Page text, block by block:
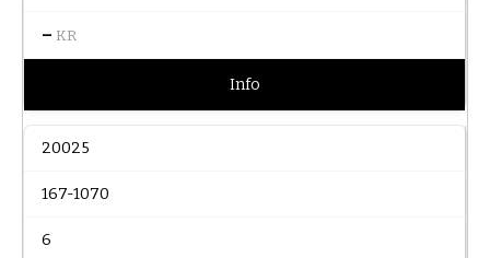
– KR
Info
20025
167-1070
6